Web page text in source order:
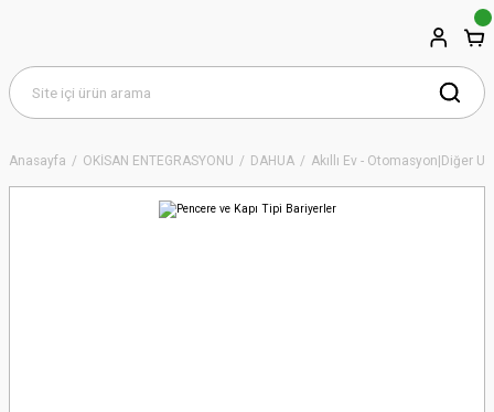
Anasayfa OKİSAN ENTEGRASYONU DAHUA Akıllı Ev - Otomasyon|Diğer